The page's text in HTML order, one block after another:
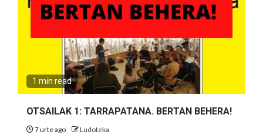
1 min read
OTSAILAK 1: TARRAPATANA. BERTAN BEHERA!
7 urte ago Ludoteka